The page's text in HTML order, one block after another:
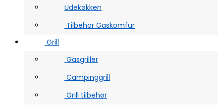
Udekøkken
Tilbehor Gaskomfur
Grill
Gasgriller
Campinggrill
Grill tilbehør